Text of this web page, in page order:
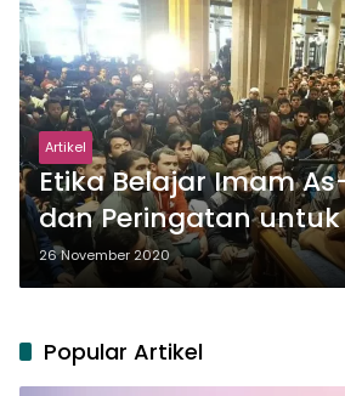
Artikel
Etika Belajar Imam
dan Peringatan untuk
26 November 2020
Popular Artikel